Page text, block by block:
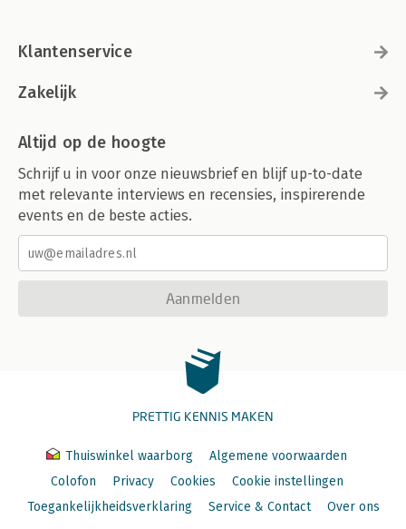
Klantenservice
Zakelijk
Altijd op de hoogte
Schrijf u in voor onze nieuwsbrief en blijf up-to-date
met relevante interviews en recensies, inspirerende
events en de beste acties.
Aanmelden
PRETTIG KENNIS MAKEN
Thuiswinkel waarborg
Algemene voorwaarden
Colofon
Privacy Cookies
Cookie instellingen
Toegankelijkheidsverklaring
Service & Contact Over ons